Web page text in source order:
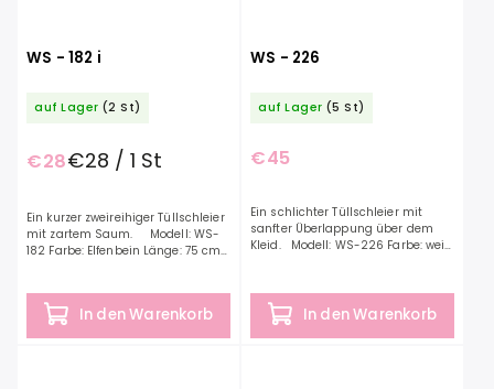
WS - 182 i
auf Lager (2 St)
€28€28 / 1 St
In den Warenkorb
Ein kurzer zweireihiger Tüllschleier
mit zartem Saum. Modell: WS-
182 Farbe: Elfenbein Länge: 75 cm
WS - 226
auf Lager (5 St)
€45
In den Warenkorb
Ein schlichter Tüllschleier mit
sanfter Überlappung über dem
Kleid. Modell: WS-226 Farbe: weiß